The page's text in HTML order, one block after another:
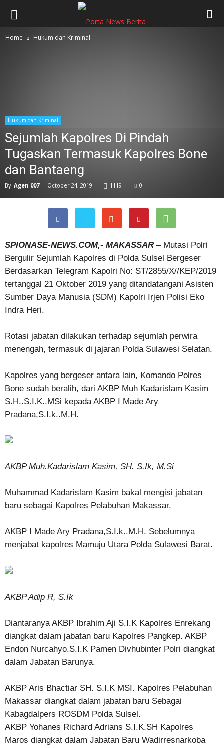
Home Hukum dan Kriminal
Hukum dan Kriminal
Sejumlah Kapolres Di Pindah
Tugaskan Termasuk Kapolres Bone
dan Bantaeng
By Agen 007 - October 24, 2019 1119 0
SPIONASE-NEWS.COM,- MAKASSAR – Mutasi Polri
Bergulir Sejumlah Kapolres di Polda Sulsel Bergeser
Berdasarkan Telegram Kapolri No: ST/2855/X//KEP/2019
tertanggal 21 Oktober 2019 yang ditandatangani Asisten
Sumber Daya Manusia (SDM) Kapolri Irjen Polisi Eko
Indra Heri.
Rotasi jabatan dilakukan terhadap sejumlah perwira
menengah, termasuk di jajaran Polda Sulawesi Selatan.
Kapolres yang bergeser antara lain, Komando Polres
Bone sudah beralih, dari AKBP Muh Kadarislam Kasim
S.H..S.I.K..MSi kepada AKBP I Made Ary
Pradana,S.I.k..M.H.
AKBP Muh.Kadarislam Kasim, SH. S.Ik, M.Si
Muhammad Kadarislam Kasim bakal mengisi jabatan
baru sebagai Kapolres Pelabuhan Makassar.
AKBP I Made Ary Pradana,S.I.k..M.H. Sebelumnya
menjabat kapolres Mamuju Utara Polda Sulawesi Barat.
AKBP Adip R, S.Ik
Diantaranya AKBP Ibrahim Aji S.I.K Kapolres Enrekang
diangkat dalam jabatan baru Kapolres Pangkep. AKBP
Endon Nurcahyo.S.I.K Pamen Divhubinter Polri diangkat
dalam Jabatan Barunya.
AKBP Aris Bhactiar SH. S.I.K MSI. Kapolres Pelabuhan
Makassar diangkat dalam jabatan baru Sebagai
Kabagdalpers ROSDM Polda Sulsel.
AKBP Yohanes Richard Adrians S.I.K.SH Kapolres
Maros diangkat dalam Jabatan Baru Wadirresnarkoba